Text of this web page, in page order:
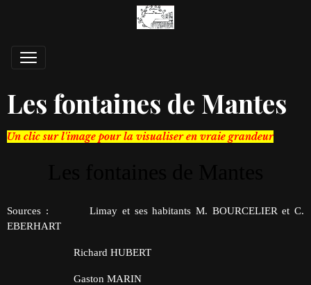
Les fontaines de Mantes
Un clic sur l'image pour la visualiser en vraie grandeur
Sources : Limay et ses habitants M. BOURCELIER et C.
EBERHART
Richard HUBERT
Gaston MARIN